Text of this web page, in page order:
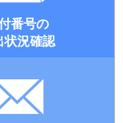
番号の
状況確認